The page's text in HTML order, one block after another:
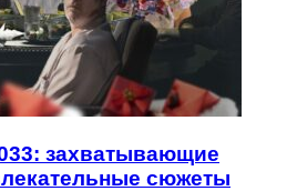
захватывающие
сюжеты